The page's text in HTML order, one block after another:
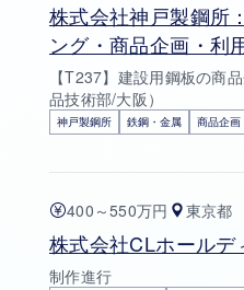
株式会社神戸製鋼所
ング・商品企画・利
【T237】建設用鋼板の商
品技術部/大阪）
神戸製鋼所 鉄鋼・金属 商品企画
400～550万円 東京都
株式会社CLホール
制作進行